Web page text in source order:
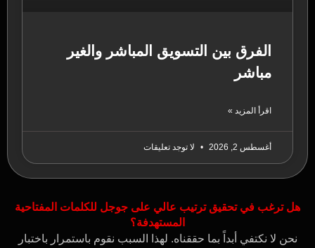
الفرق بين التسويق المباشر والغير
مباشر
اقرأ المزيد »
أغسطس 2, 2026 لا توجد تعليقات
هل ترغب في تحقيق ترتيب عالي على جوجل للكلمات المفتاحية
المستهدفة؟
نحن لا نكتفي أبداً بما حققناه. لهذا السبب نقوم باستمرار باختبار